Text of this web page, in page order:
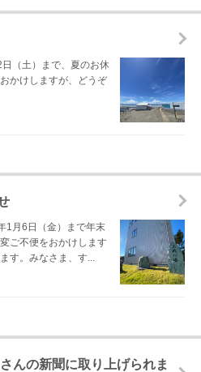
（土）まで、夏のお休
かけしますが、どうぞ
1月6日（金）まで年末
ご不便をおかけします
す。みなさま、す...
んの新聞に取り上げられま